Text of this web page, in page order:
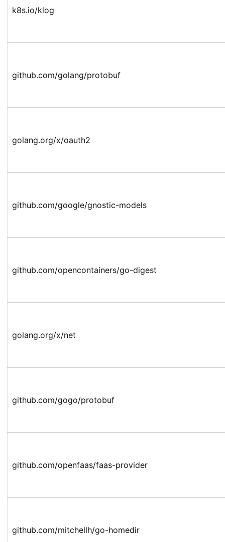
k8s.io/klog
github.com/golang/protobuf
golang.org/x/oauth2
github.com/google/gnostic-models
github.com/opencontainers/go-digest
golang.org/x/net
github.com/gogo/protobuf
github.com/openfaas/faas-provider
github.com/mitchellh/go-homedir